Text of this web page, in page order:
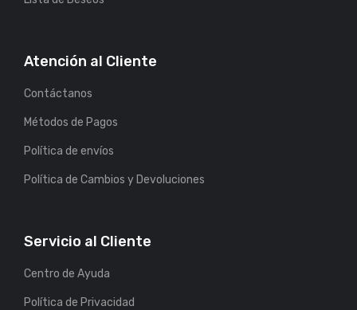
Atención al Cliente
Contáctanos
Métodos de Pagos
Política de envíos
Política de Cambios y Devoluciones
Servicio al Cliente
Centro de Ayuda
Política de Privacidad